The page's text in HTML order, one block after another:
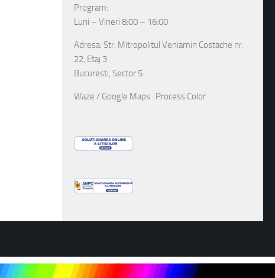
Program:
Luni – Vineri 8:00 – 16:00
Adresa: Str. Mitropolitul Veniamin Costache nr.
22, Etaj 3
Bucuresti, Sector 5
Waze / Google Maps : Process Color